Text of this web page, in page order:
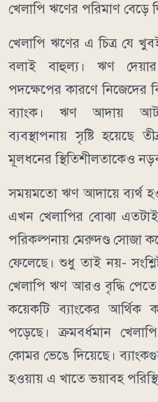
খেলাপি ঋণের পরিমাণ বেড়ে
খেলাপি ঋণের এ চিত্র যে
বলাই বাহুল্য। ঋণ দেয়ার
পদক্ষেপের কারণে নিজেদের
ব্যাংক। ঋণ আদায়
ব্যবস্থাপনায় সৃষ্টি হয়েছে
মূলধনের স্থিতিশীলতাকেও
সময়মতো ঋণ আদায়ে ব্যর্থ
এখন খেলাপির বোঝা
পরিকল্পনায় মেরুদণ্ড সোজা
ফেলেছে। শুধু তাই নয়-
খেলাপি ঋণ আরও বৃদ্ধি পেতে
কয়েকটি ব্যাংকের আর্থিক
পড়েছে। ক্রমবর্ধমান
কোমর ভেঙে দিয়েছে।
হওয়ায় এ খাতে ভয়াবহ